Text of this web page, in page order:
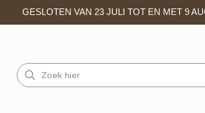
GESLOTEN VAN 23 JULI TOT EN MET 9